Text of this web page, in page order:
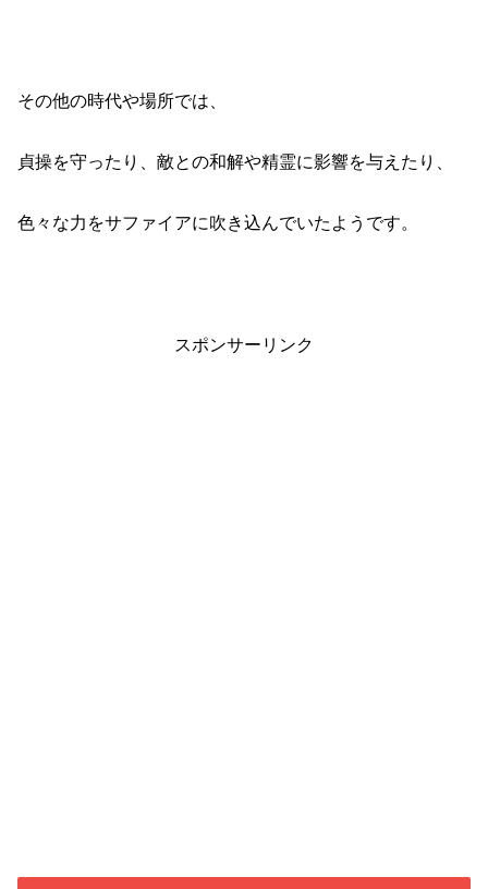
その他の時代や場所では、
貞操を守ったり、敵との和解や精霊に影響を与えたり、
色々な力をサファイアに吹き込んでいたようです。
スポンサーリンク